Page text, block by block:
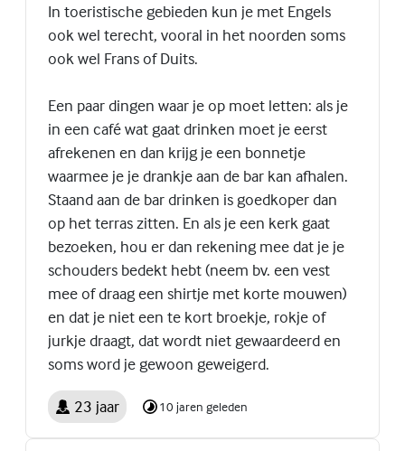
In toeristische gebieden kun je met Engels
ook wel terecht, vooral in het noorden soms
ook wel Frans of Duits.
Een paar dingen waar je op moet letten: als je
in een café wat gaat drinken moet je eerst
afrekenen en dan krijg je een bonnetje
waarmee je je drankje aan de bar kan afhalen.
Staand aan de bar drinken is goedkoper dan
op het terras zitten. En als je een kerk gaat
bezoeken, hou er dan rekening mee dat je je
schouders bedekt hebt (neem bv. een vest
mee of draag een shirtje met korte mouwen)
en dat je niet een te kort broekje, rokje of
jurkje draagt, dat wordt niet gewaardeerd en
soms word je gewoon geweigerd.
23 jaar 10 jaren geleden